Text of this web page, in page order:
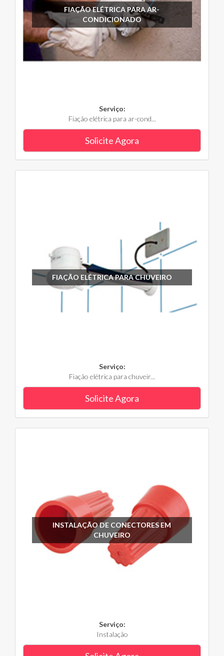
FIAÇÃO ELÉTRICA PARA AR-
CONDICIONADO
Serviço:
Fiação elétrica para ar-cond...
Solicite Agora
FIAÇÃO ELÉTRICA PARA CHUVEIRO
Serviço:
Fiação elétrica para chuveir...
Solicite Agora
INSTALAÇÃO DE CONECTORES EM
CHUVEIRO
Serviço:
Instalação